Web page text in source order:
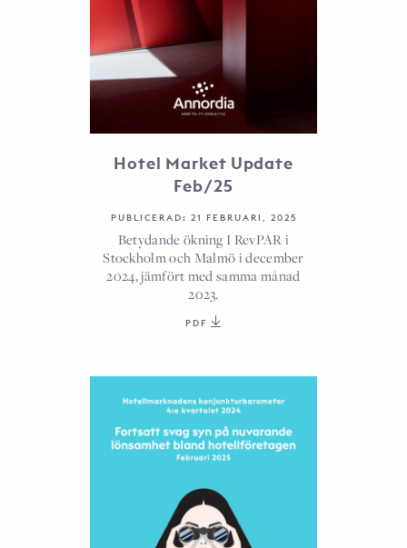
Hotel Market Update
Feb/25
PUBLICERAD: 21 FEBRUARI, 2025
Betydande ökning I RevPAR i
Stockholm och Malmö i december
2024, jämfört med samma månad
2023.
PDF